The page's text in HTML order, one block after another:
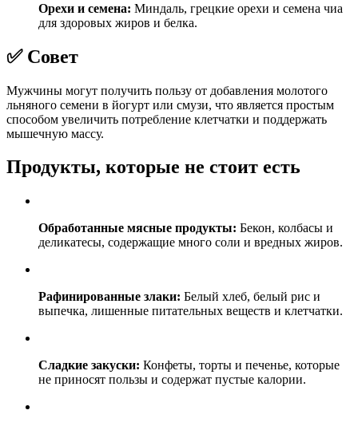
Орехи и семена: Миндаль, грецкие орехи и семена чиа
для здоровых жиров и белка.
✅ Совет
Мужчины могут получить пользу от добавления молотого
льняного семени в йогурт или смузи, что является простым
способом увеличить потребление клетчатки и поддержать
мышечную массу.
Продукты, которые не стоит есть
Обработанные мясные продукты: Бекон, колбасы и
деликатесы, содержащие много соли и вредных жиров.
Рафинированные злаки: Белый хлеб, белый рис и
выпечка, лишенные питательных веществ и клетчатки.
Сладкие закуски: Конфеты, торты и печенье, которые
не приносят пользы и содержат пустые калории.